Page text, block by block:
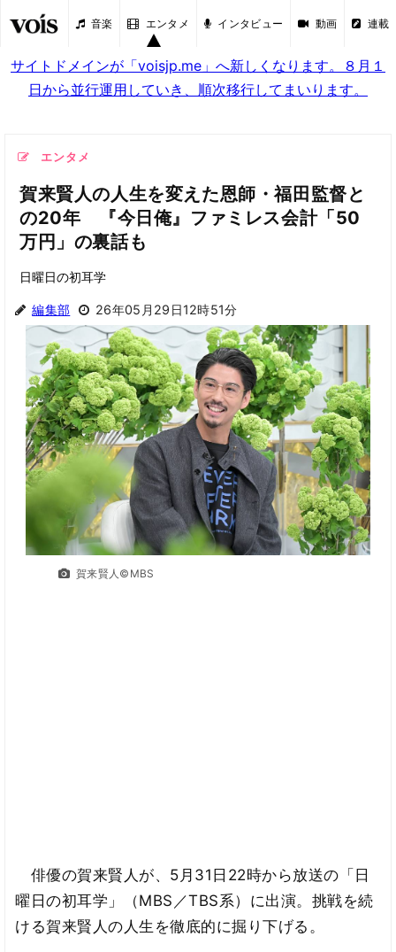
音楽 エンタメ インタビュー 動画 連載
サイトドメインが「voisjp.me」へ新しくなります。８月１
日から並行運用していき、順次移行してまいります。
エンタメ
賀来賢人の人生を変えた恩師・福田監督と
の20年 『今日俺』ファミレス会計「50
万円」の裏話も
日曜日の初耳学
編集部 26年05月29日12時51分
賀来賢人©MBS
俳優の賀来賢人が、5月31日22時から放送の「日
曜日の初耳学」（MBS／TBS系）に出演。挑戦を続
ける賀来賢人の人生を徹底的に掘り下げる。